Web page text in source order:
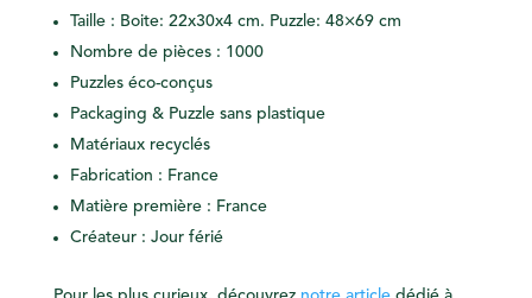
Taille : Boite: 22x30x4 cm. Puzzle: 48×69 cm
Nombre de pièces : 1000
Puzzles éco-conçus
Packaging & Puzzle sans plastique
Matériaux recyclés
Fabrication : France
Matière première : France
Créateur : Jour férié